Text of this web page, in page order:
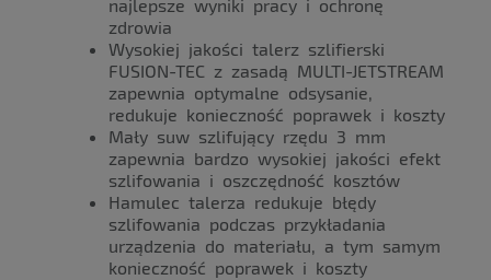
najlepsze wyniki pracy i ochronę
zdrowia
Wysokiej jakości talerz szlifierski
FUSION-TEC z zasadą MULTI-JETSTREAM
zapewnia optymalne odsysanie,
redukuje konieczność poprawek i koszty
Mały suw szlifujący rzędu 3 mm
zapewnia bardzo wysokiej jakości efekt
szlifowania i oszczędność kosztów
Hamulec talerza redukuje błędy
szlifowania podczas przykładania
urządzenia do materiału, a tym samym
konieczność poprawek i koszty